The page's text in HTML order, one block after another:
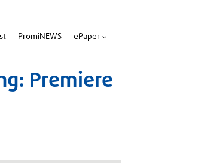
PromiNEWS ePaper 3
Premiere